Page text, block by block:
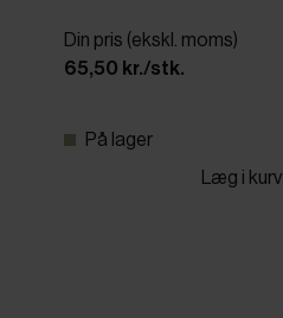
Din pris (ekskl. moms)
65,50 kr./stk.
På lager
Læg i kurv